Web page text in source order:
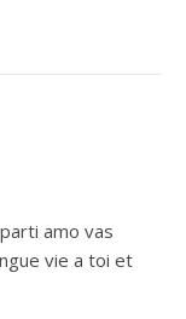
amo vas
vie a toi et